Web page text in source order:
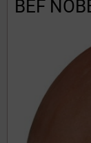
BEF